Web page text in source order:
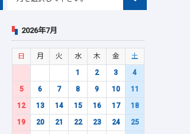
2026年7月
日 月 火 水 木 金
土
1
2 3
4
5
6 7 8 9 10
11
12
13 14 15 16 17
18
19
20 21 22 23 24
25